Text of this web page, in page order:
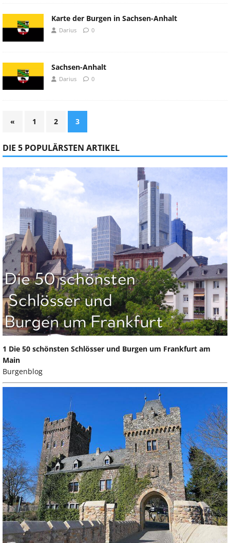
Karte der Burgen in Sachsen-Anhalt
Darius 0
Sachsen-Anhalt
Darius 0
« 1 2 3
DIE 5 POPULÄRSTEN ARTIKEL
1 Die 50 schönsten Schlösser und Burgen um Frankfurt am
Main
Burgenblog